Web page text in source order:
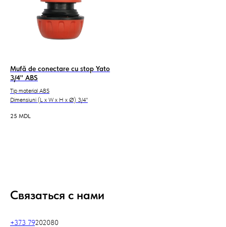
Mufă de conectare cu stop Yato
3/4'' ABS
Tip material ABS
Dimensiuni (L x W x H x Ø) 3/4''
25 MDL
Связаться с нами
+373 79202080